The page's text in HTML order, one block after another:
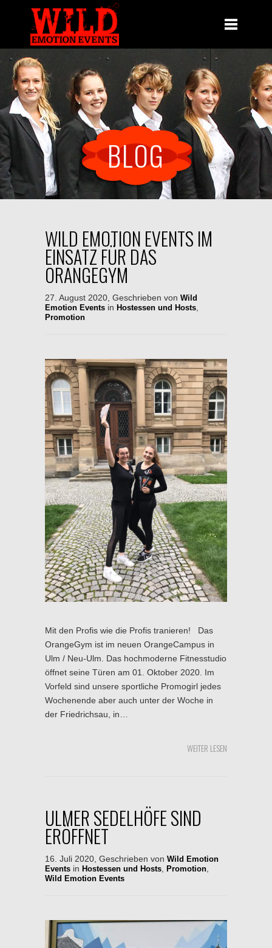
BLOG
WILD EMOTION EVENTS IM
EINSATZ FÜR DAS
ORANGEGYM
27. August 2020, Geschrieben von Wild
Emotion Events in Hostessen und Hosts
Promotion
Mit den Profis wie die Profis tranieren! Das
OrangeGym ist im neuen OrangeCampus in
Ulm / Neu-Ulm. Das hochmoderne Fitnesstudio
öffnet seine Türen am 01. Oktober 2020. Im
Vorfeld sind unsere sportliche Promogirl jedes
Wochenende aber auch unter der Woche in
der Friedrichsau, in…
WEITER LESEN
ULMER SEDELHÖFE SIND
ERÖFFNET
16. Juli 2020, Geschrieben von Wild Emotion
Events in Hostessen und Hosts Promotion
Wild Emotion Events